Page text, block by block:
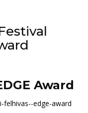
Award
edge-award